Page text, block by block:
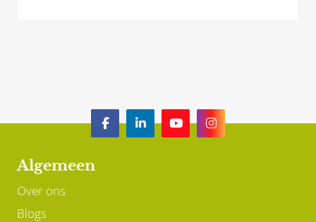
Algemeen
Over ons
Blogs